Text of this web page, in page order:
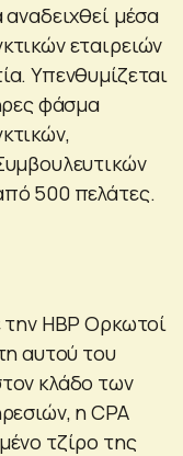
μέσα
εταιρειών
Υπενθυμίζεται
φάσμα
500 πελάτες.
την HBP Ορκωτοί
αυτού του
κλάδο των
η CPA
τζίρο της